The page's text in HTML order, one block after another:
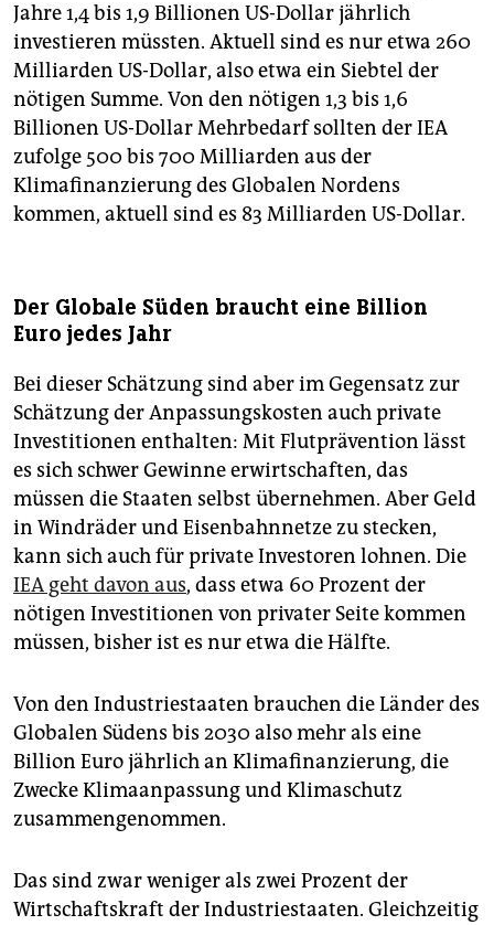
Jahre 1,4 bis 1,9 Billionen US-Dollar jährlich
investieren müssten. Aktuell sind es nur etwa 260
Milliarden US-Dollar, also etwa ein Siebtel der
nötigen Summe. Von den nötigen 1,3 bis 1,6
Billionen US-Dollar Mehrbedarf sollten der IEA
zufolge 500 bis 700 Milliarden aus der
Klimafinanzierung des Globalen Nordens
kommen, aktuell sind es 83 Milliarden US-Dollar.
Der Globale Süden braucht eine Billion
Euro jedes Jahr
Bei dieser Schätzung sind aber im Gegensatz zur
Schätzung der Anpassungskosten auch private
Investitionen enthalten: Mit Flutprävention lässt
es sich schwer Gewinne erwirtschaften, das
müssen die Staaten selbst übernehmen. Aber Geld
in Windräder und Eisenbahnnetze zu stecken,
kann sich auch für private Investoren lohnen. Die
IEA geht davon aus, dass etwa 60 Prozent der
nötigen Investitionen von privater Seite kommen
müssen, bisher ist es nur etwa die Hälfte.
Von den Industriestaaten brauchen die Länder des
Globalen Südens bis 2030 also mehr als eine
Billion Euro jährlich an Klimafinanzierung, die
Zwecke Klimaanpassung und Klimaschutz
zusammengenommen.
Das sind zwar weniger als zwei Prozent der
Wirtschaftskraft der Industriestaaten. Gleichzeitig